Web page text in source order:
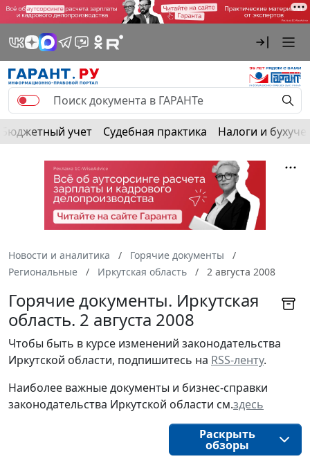
Бюджетный учет Судебная практика Налоги и
Новости и аналитика
Горячие документы
Региональные
Иркутская область 2 августа 2008
Горячие документы. Иркутская
область. 2 августа 2008
Чтобы быть в курсе изменений законодательства
Иркутской области, подпишитесь на RSS-ленту.
Наиболее важные документы и бизнес-справки
законодательства Иркутской области см.здесь
Раскрыть
обзоры